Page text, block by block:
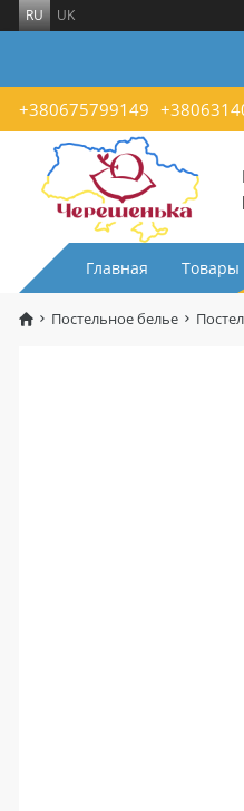
RU UK
+380675799149
Главная Товары
Постельное белье